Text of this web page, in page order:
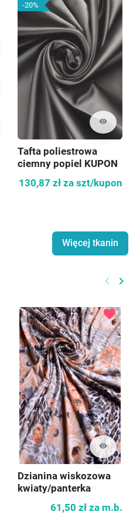
-20%
visibility
Tafta poliestrowa
ciemny popiel KUPON
130,87 zł za szt/kupon
Więcej tkanin
keyboard_arrow_left keyboard_arrow_right
visibility
favorite
Dzianina wiskozowa
kwiaty/panterka
61,50 zł za m.b.